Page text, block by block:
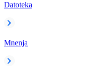
Datoteka
Mnenja